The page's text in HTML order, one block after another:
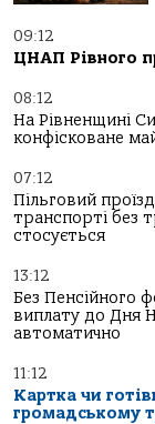
09:12
ЦНАП Рівного
08:12
На Рівненщині
конфісковане
07:12
Пільговий
транспорті без
стосується
13:12
Без Пенсійного
виплату до Дня
автоматично
11:12
Картка чи
громадському